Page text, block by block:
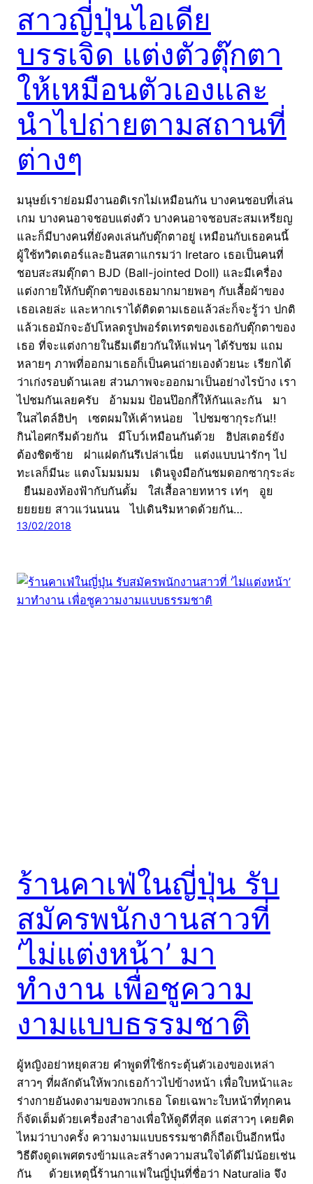
สาวญี่ปุ่นไอเดีย
บรรเจิด แต่งตัวตุ๊กตา
ให้เหมือนตัวเองและ
นำไปถ่ายตามสถานที่
ต่างๆ
มนุษย์เราย่อมมีงานอดิเรกไม่เหมือนกัน บางคนชอบที่เล่น
เกม บางคนอาจชอบแต่งตัว บางคนอาจชอบสะสมเหรียญ
และก็มีบางคนที่ยังคงเล่นกับตุ๊กตาอยู่ เหมือนกับเธอคนนี้
ผู้ใช้ทวิตเตอร์และอินสตาแกรมว่า Iretaro เธอเป็นคนที่
ชอบสะสมตุ๊กตา BJD (Ball-jointed Doll) และมีเครื่อง
แต่งกายให้กับตุ๊กตาของเธอมากมายพอๆ กับเสื้อผ้าของ
เธอเลยล่ะ และหากเราได้ติดตามเธอแล้วล่ะก็จะรู้ว่า ปกติ
แล้วเธอมักจะอัปโหลดรูปพอร์ตเทรตของเธอกับตุ๊กตาของ
เธอ ที่จะแต่งกายในธีมเดียวกันให้แฟนๆ ได้รับชม แถม
หลายๆ ภาพที่ออกมาเธอก็เป็นคนถ่ายเองด้วยนะ เรียกได้
ว่าเก่งรอบด้านเลย ส่วนภาพจะออกมาเป็นอย่างไรบ้าง เรา
ไปชมกันเลยครับ อ้ามมม ป้อนป๊อกกี้ให้กันและกัน มา
ในสไตล์ฮิปๆ เซตผมให้เค้าหน่อย ไปชมซากุระกัน!!
กินไอศกรีมด้วยกัน มีโบว์เหมือนกันด้วย ฮิปสเตอร์ยัง
ต้องชิดซ้าย ฝาแฝดกันรึเปล่าเนี่ย แต่งแบบน่ารักๆ ไป
ทะเลก็มีนะ แตงโมมมมม เดินจูงมือกันชมดอกซากุระล่ะ
ยืนมองท้องฟ้ากับกันดั้ม ใส่เสื้อลายทหาร เท่ๆ อูย
ยยยยย สาวแว่นนนน ไปเดินริมหาดด้วยกัน…
13/02/2018
ร้านคาเฟ่ในญี่ปุ่น รับ
สมัครพนักงานสาวที่
‘ไม่แต่งหน้า’ มา
ทำงาน เพื่อชูความ
งามแบบธรรมชาติ
ผู้หญิงอย่าหยุดสวย คำพูดที่ใช้กระตุ้นตัวเองของเหล่า
สาวๆ ที่ผลักดันให้พวกเธอก้าวไปข้างหน้า เพื่อใบหน้าและ
ร่างกายอันงดงามของพวกเธอ โดยเฉพาะใบหน้าที่ทุกคน
ก็จัดเต็มด้วยเครื่องสำอางเพื่อให้ดูดีที่สุด แต่สาวๆ เคยคิด
ไหมว่าบางครั้ง ความงามแบบธรรมชาติก็ถือเป็นอีกหนึ่ง
วิธีดึงดูดเพศตรงข้ามและสร้างความสนใจได้ดีไม่น้อยเช่น
กัน ด้วยเหตุนี้ร้านกาแฟในญี่ปุ่นที่ชื่อว่า Naturalia จึง